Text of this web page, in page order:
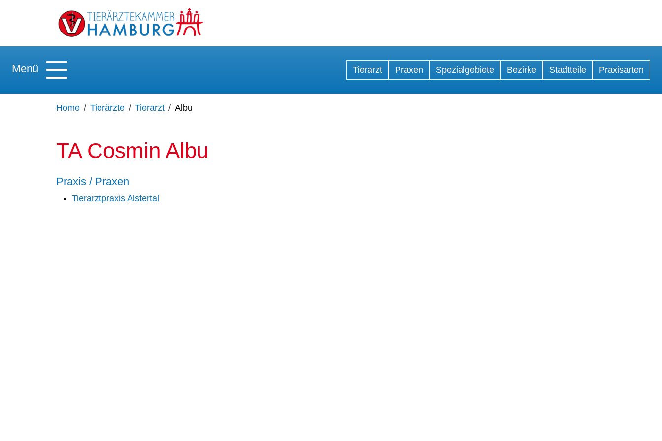
Menü Tierarzt Praxen Spezialgebiete Bezirke Stadtteile Praxisarten
Home Tierärzte Tierarzt Albu
TA Cosmin Albu
Praxis / Praxen
Tierarztpraxis Alstertal